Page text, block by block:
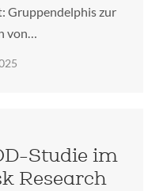
Gruppendelphis zur
von…
Studie im
Research